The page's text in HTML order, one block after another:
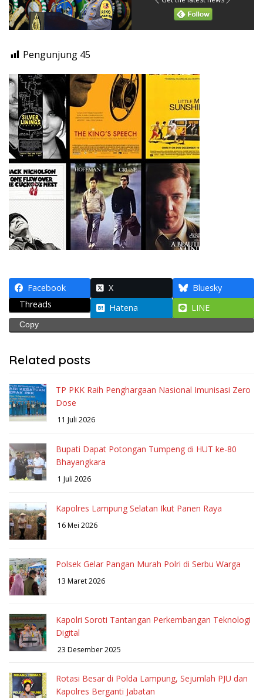
Pengunjung 45
Facebook X
Bluesky
Threads
Hatena LINE
Copy
Related posts
TP PKK Raih Penghargaan Nasional Imunisasi Zero
Dose
11 Juli 2026
Bupati Dapat Potongan Tumpeng di HUT ke-80
Bhayangkara
1 Juli 2026
Kapolres Lampung Selatan Ikut Panen Raya
16 Mei 2026
Polsek Gelar Pangan Murah Polri di Serbu Warga
13 Maret 2026
Kapolri Soroti Tantangan Perkembangan Teknologi
Digital
23 Desember 2025
Rotasi Besar di Polda Lampung, Sejumlah PJU dan
Kapolres Berganti Jabatan